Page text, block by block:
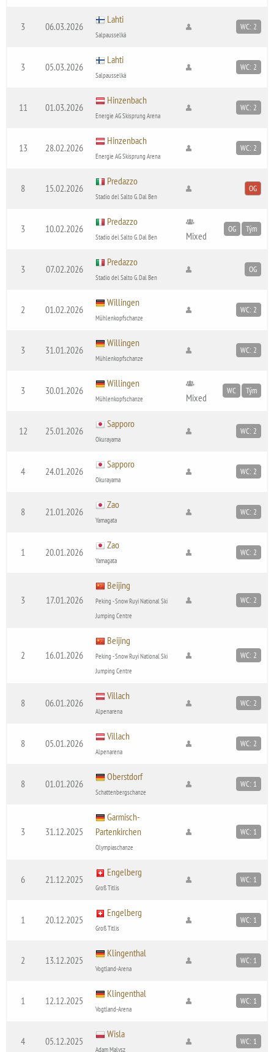
3 06.03.2026
Lahti
Salpausselkä
WC: 2
3 05.03.2026
Lahti
Salpausselkä
WC: 2
11 01.03.2026
Hinzenbach
Energie AG Skisprung Arena
WC: 2
13 28.02.2026
Hinzenbach
Energie AG Skisprung Arena
WC: 2
8 15.02.2026
Predazzo
Stadio del Salto G. Dal Ben
OG
3 10.02.2026
Predazzo
Stadio del Salto G. Dal Ben Mixed
OG Tým
3 07.02.2026
Predazzo
Stadio del Salto G. Dal Ben
OG
2 01.02.2026
Willingen
Mühlenkopfschanze
WC: 2
3 31.01.2026
Willingen
Mühlenkopfschanze
WC: 2
3 30.01.2026
Willingen
Mühlenkopfschanze Mixed
WC Tým
12 25.01.2026
Sapporo
Okurayama
WC: 2
4 24.01.2026
Sapporo
Okurayama
WC: 2
8 21.01.2026
Zao
Yamagata
WC: 2
1 20.01.2026
Zao
Yamagata
WC: 2
3 17.01.2026
Beijing
Peking - Snow Ruyi National Ski
Jumping Centre
WC: 2
2 16.01.2026
Beijing
Peking - Snow Ruyi National Ski
Jumping Centre
WC: 2
8 06.01.2026
Villach
Alpenarena
WC: 2
8 05.01.2026
Villach
Alpenarena
WC: 2
8 01.01.2026
Oberstdorf
Schattenbergschanze
WC: 1
3 31.12.2025
Garmisch-
Partenkirchen
Olympiaschanze
WC: 1
6 21.12.2025
Engelberg
Groß Titlis
WC: 1
1 20.12.2025
Engelberg
Groß Titlis
WC: 1
2 13.12.2025
Klingenthal
Vogtland-Arena
WC: 1
1 12.12.2025
Klingenthal
Vogtland-Arena
WC: 1
4 05.12.2025
Wisla
Adam Malysz
WC: 1